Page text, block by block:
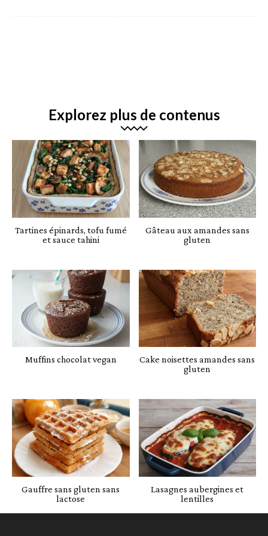
Explorez plus de contenus
Tartines épinards, tofu fumé
et sauce tahini
Gâteau aux amandes sans
gluten
Muffins chocolat vegan
Cake noisettes amandes sans
gluten
Gauffre sans gluten sans
lactose
Lasagnes aubergines et
lentilles